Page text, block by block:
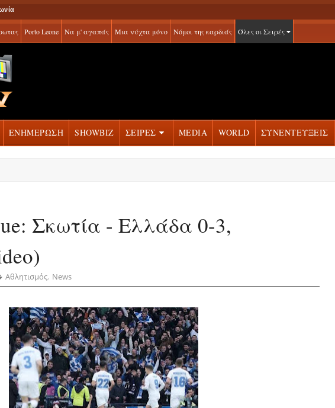
Porto Leone Να μ' αγαπάς Μια νύχτα μόνο Νόμοι της καρδιάς Όλες οι Σειρές
ΕΝΗΜΕΡΩΣΗ SHOWBIZ ΣΕΙΡΕΣ MEDIA WORLD ΣΥΝΕΝΤΕΥΞΕΙΣ
Σκωτία - Ελλάδα 0-3,
Αθλητισμός, News